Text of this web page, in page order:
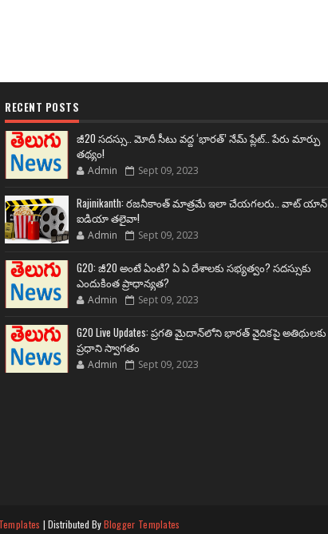
RECENT POSTS
జీ20 సదస్సు.. మోదీ సీటు వద్ద ‘భారత్’ నేమ్ ప్లేట్‌.. పేరు మార్పు
తథ్యం!
Admin Sept 09, 2023
Rajinikanth: రజనీకాంత్ మాత్రమే ఇలా చేయగలరు.. వాట్ యాన్
ఐడియా తలైవా!
Admin Sept 09, 2023
G20: జీ20 అంటే ఏంటి? ఏ ఏ దేశాలకు సభ్యత్వం? సదస్సుకు
ఎందుకింత ప్రాధాన్యత?
Admin Sept 09, 2023
G20 Live Updates: ప్రగతి మైదాన్‌లోని భారత్ వైదికపై అతిథులకు
ప్రధాని స్వాగతం
Admin Sept 09, 2023
| Distributed ByBlogger Templates